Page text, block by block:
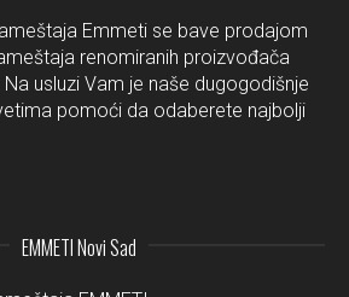
Emmeti se bave prodajom
renomiranih proizvođača
usluzi Vam je naše dugogodišnje
pomoći da odaberete najbolji
EMMETI Novi Sad